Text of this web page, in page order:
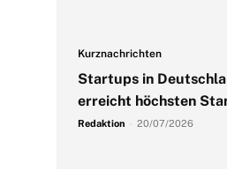
Kurznachrichten
Startups in
erreicht höchsten
Redaktion 20/07/2026